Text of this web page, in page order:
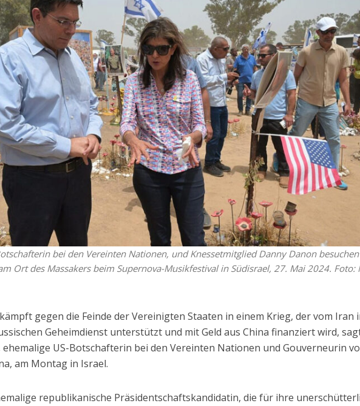
bei den Vereinten Nationen, und Knessetmitglied Danny Danon
Ort des Massakers beim Supernova-Musikfestival in Südisrael, 27. Mai 2024. Foto:
gegen die Feinde der Vereinigten Staaten in einem Krieg, der vom Iran
Geheimdienst unterstützt und mit Geld aus China finanziert wird,
ehemalige US-Botschafterin bei den Vereinten Nationen und Gouverneurin
am Montag in Israel.
republikanische Präsidentschaftskandidatin, die für ihre
Israel
Israelische Wahlen 2026: Das ist
die Knesset – Moshe Abutbul
Israel
Neue Studie:
Israel erreicht